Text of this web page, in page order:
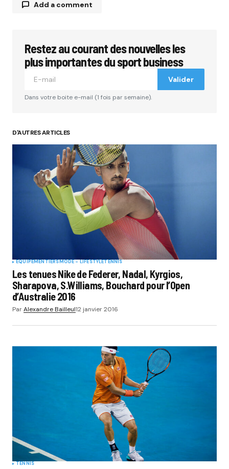
Add a comment
Votre adresse e-mail ne sera pas publiée.Les
champs obligatoires sont indiqués avec*
Your Name*
Your E-mail
Submit Comment
Restez au courant des nouvelles les
plus importantes du sport business
Valider
Dans votre boite e-mail (1 fois par semaine).
D'AUTRES ARTICLES
EQUIPEMENTIERSMODE - LIFESTYLETENNIS
Les tenues Nike de Federer, Nadal, Kyrgios,
Sharapova, S.Williams, Bouchard pour l’Open
d’Australie 2016
ParAlexandre Bailleul12 janvier 2016
TENNIS